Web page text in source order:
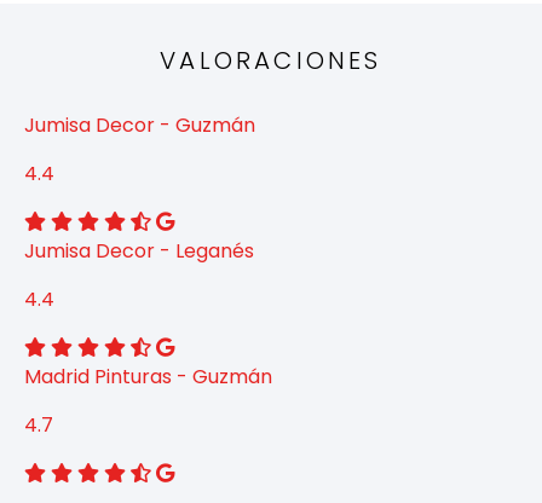
VALORACIONES
Jumisa Decor - Guzmán
4.4
Jumisa Decor - Leganés
4.4
Madrid Pinturas - Guzmán
4.7